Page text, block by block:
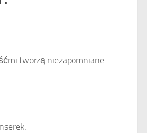
tworzą niezapomniane